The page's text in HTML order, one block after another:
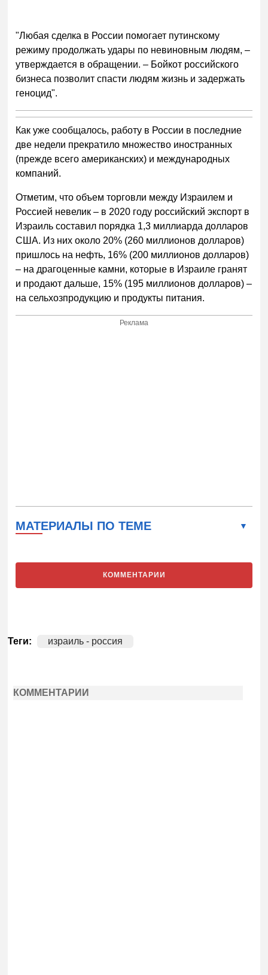
"Любая сделка в России помогает путинскому
режиму продолжать удары по невиновным людям, –
утверждается в обращении. – Бойкот российского
бизнеса позволит спасти людям жизнь и задержать
геноцид".
Как уже сообщалось, работу в России в последние
две недели прекратило множество иностранных
(прежде всего американских) и международных
компаний.
Отметим, что объем торговли между Израилем и
Россией невелик – в 2020 году российский экспорт в
Израиль составил порядка 1,3 миллиарда долларов
США. Из них около 20% (260 миллионов долларов)
пришлось на нефть, 16% (200 миллионов долларов)
– на драгоценные камни, которые в Израиле гранят
и продают дальше, 15% (195 миллионов долларов) –
на сельхозпродукцию и продукты питания.
Реклама
МАТЕРИАЛЫ ПО ТЕМЕ
КОММЕНТАРИИ
Теги: израиль - россия
КОММЕНТАРИИ